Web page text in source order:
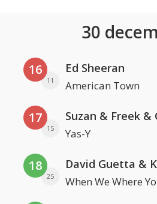
30
16
11
Ed Sheeran
American Town
17
15
Suzan & Freek &
Yas-Y
18
25
David Guetta &
When We Where